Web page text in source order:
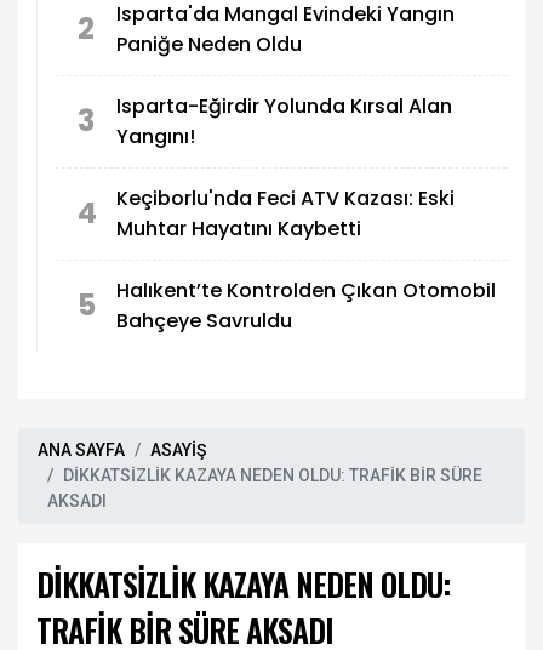
2
Isparta'da Mangal Evindeki Yangın
Paniğe Neden Oldu
3
Isparta-Eğirdir Yolunda Kırsal Alan
Yangını!
4
Keçiborlu'nda Feci ATV Kazası: Eski
Muhtar Hayatını Kaybetti
5
Halıkent’te Kontrolden Çıkan Otomobil
Bahçeye Savruldu
ANA SAYFA
ASAYİŞ
DİKKATSİZLİK KAZAYA NEDEN OLDU: TRAFİK BİR SÜRE
AKSADI
DİKKATSİZLİK KAZAYA NEDEN OLDU:
TRAFİK BİR SÜRE AKSADI